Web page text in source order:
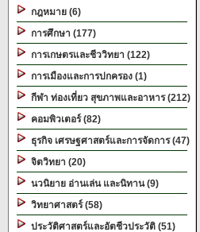
กฎหมาย (6)
การศึกษา (177)
การเกษตรและชีววิทยา (122)
การเมืองและการปกครอง (1)
กีฬา ท่องเที่ยว สุขภาพและอาหาร (212)
คอมพิวเตอร์ (82)
ธุรกิจ เศรษฐศาสตร์และการจัดการ (47)
จิตวิทยา (20)
นวนิยาย อ่านเล่น และนิทาน (9)
วิทยาศาสตร์ (58)
ประวัติศาสตร์และอัตชีวประวัติ (51)